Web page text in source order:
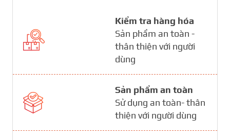
Kiểm tra hàng hóa
Sản phẩm an toàn -
thân thiện với người
dùng
Sản phẩm an toàn
Sử dụng an toàn- thân
thiện với người dùng